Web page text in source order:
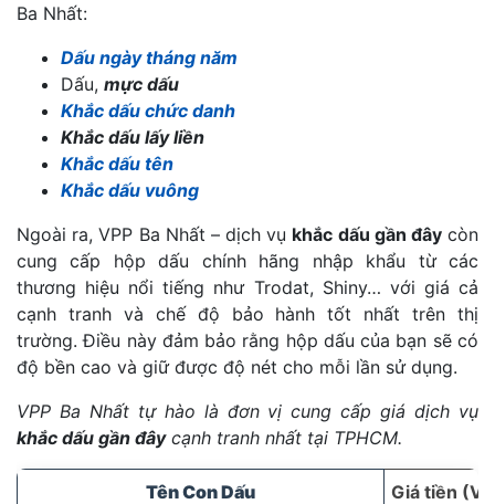
Ba Nhất:
Dấu ngày tháng năm
Dấu, mực dấu
Khắc dấu chức danh
Khắc dấu lấy liền
Khắc dấu tên
Khắc dấu vuông
Ngoài ra, VPP Ba Nhất – dịch vụ khắc dấu gần đâycòn
cung cấp hộp dấu chính hãng nhập khẩu từ các
thương hiệu nổi tiếng như Trodat, Shiny… với giá cả
cạnh tranh và chế độ bảo hành tốt nhất trên thị
trường. Điều này đảm bảo rằng hộp dấu của bạn sẽ có
độ bền cao và giữ được độ nét cho mỗi lần sử dụng.
VPP Ba Nhất tự hào là đơn vị cung cấp giá dịch vụ
khắc dấu gần đâycạnh tranh nhất tại TPHCM.
Tên Con Dấu Giá tiền